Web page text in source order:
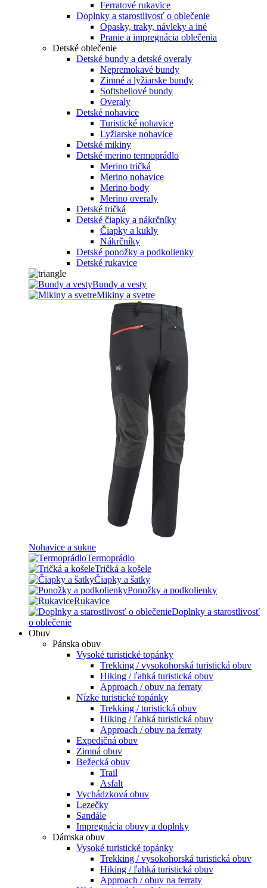
Ferratové rukavice
Doplnky a starostlivosť o oblečenie
Opasky, traky, návleky a iné
Pranie a impregnácia oblečenia
Detské oblečenie
Detské bundy a detské overaly
Nepremokavé bundy
Zimné a lyžiarske bundy
Softshellové bundy
Overaly
Detské nohavice
Turistické nohavice
Lyžiarske nohavice
Detské mikiny
Detské merino termoprádlo
Merino tričká
Merino nohavice
Merino body
Merino overaly
Detské tričká
Detské čiapky a nákrčníky
Čiapky a kukly
Nákrčníky
Detské ponožky a podkolienky
Detské rukavice
Bundy a vesty
Mikiny a svetre
Nohavice a sukne
Termoprádlo
Tričká a košele
Čiapky a šatky
Ponožky a podkolienky
Rukavice
Doplnky a starostlivosť
o oblečenie
Obuv
Pánska obuv
Vysoké turistické topánky
Trekking / vysokohorská turistická obuv
Hiking / ľahká turistická obuv
Approach / obuv na ferraty
Nízke turistické topánky
Trekking / turistická obuv
Hiking / ľahká turistická obuv
Approach / obuv na ferraty
Expedičná obuv
Zimná obuv
Bežecká obuv
Trail
Asfalt
Vychádzková obuv
Lezečky
Sandále
Impregnácia obuvy a doplnky
Dámska obuv
Vysoké turistické topánky
Trekking / vysokohorská turistická obuv
Hiking / ľahká turistická obuv
Approach / obuv na ferraty